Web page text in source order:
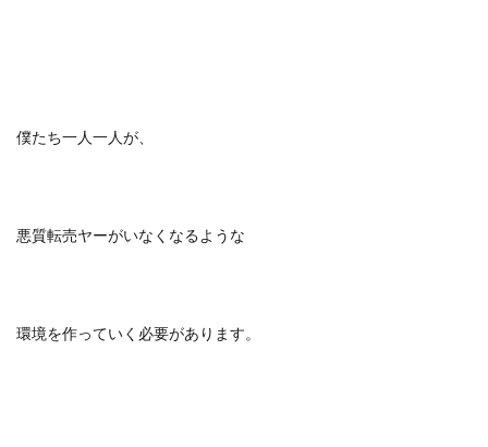
僕たち一人一人が、
悪質転売ヤーがいなくなるような
環境を作っていく必要があります。